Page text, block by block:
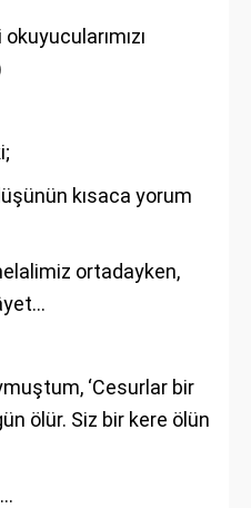
kısaca yorum
ortadayken,
‘Cesurlar bir
ölür. Siz bir kere ölün